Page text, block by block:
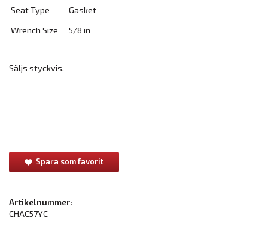
Seat Type
Gasket
Wrench Size
5/8 in
Säljs styckvis.
Spara som favorit
Artikelnummer:
CHAC57YC